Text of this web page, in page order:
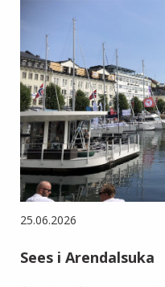
25.06.2026
Sees i Arendalsuka